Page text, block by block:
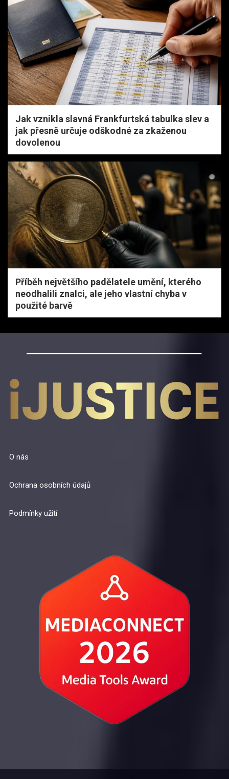
Jak vznikla slavná Frankfurtská tabulka slev a
jak přesně určuje odškodné za zkaženou
dovolenou
Příběh největšího padělatele umění, kterého
neodhalili znalci, ale jeho vlastní chyba v
použité barvě
O nás
Ochrana osobních údajů
Podmínky užití